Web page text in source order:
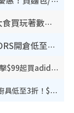
【8月生日優惠2026】全港85大食買玩著數攻略 自助餐/火鍋放題同行免費＋誠品/DONKI送現金券
開倉優惠｜銅鑼灣MICHAEL KORS開倉低至17折！直擊$500起買手袋/銀包/鞋款 必買經典Jet Set系列
開倉優惠｜馬拉松開倉低至3折！直擊$99起買adidas／New Balance／Puma鞋款 STANLEY保溫杯劈價至$119起
廚具優惠｜普樂氏/意美廚/Buffalo廚具低至3折！$89起買煎鍋／炒鑊／個人鍋 同場小家電激減至$99起